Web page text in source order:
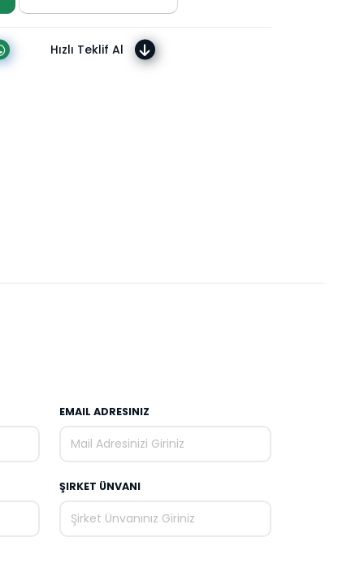
Hızlı Teklif Al
EMAIL ADRESINIZ
ŞIRKET ÜNVANI